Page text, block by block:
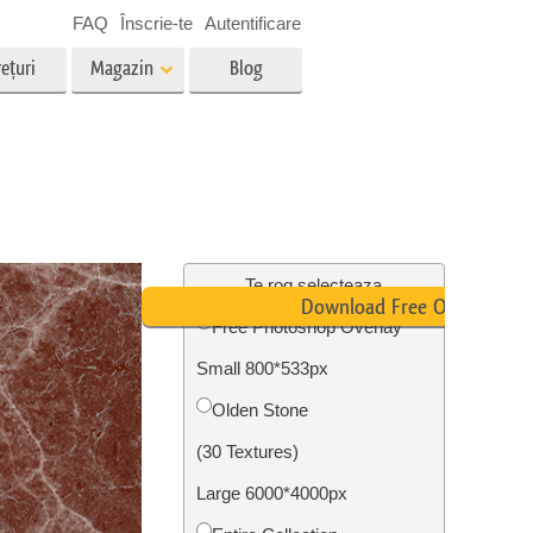
a
Foto Restaurare Servicii
Magazin Blog
FAQ Înscrie-te Autentificare
Te rog selecteaza
Free Photoshop Overlay
Small 800*533px
Olden Stone
(30 Textures)
Large 6000*4000px
Download Free Overlay